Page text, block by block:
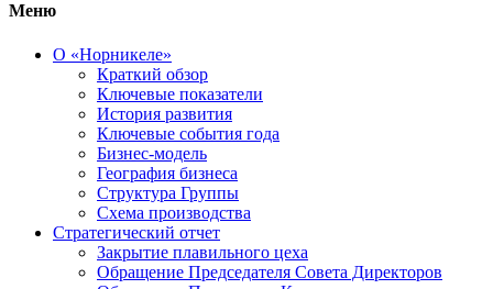
Меню
О «Норникеле»
Краткий обзор
Ключевые показатели
История развития
Ключевые события года
Бизнес-модель
География бизнеса
Структура Группы
Схема производства
Стратегический отчет
Закрытие плавильного цеха
Обращение Председателя Совета Директоров